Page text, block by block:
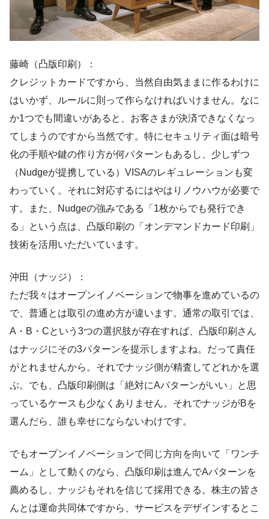
藤崎（凸版印刷）：
クレジットカードですから、当然自由気ままに作るわけに
はいかず、ルールに則って作らなければいけません。なに
か1つでも間違いがあると、お客さまが決済できなくなっ
てしまうのですから当然です。特にセキュリティ面は暗号
化の手順や鍵の作り方が何パターンもあるし、少しずつ
（Nudgeが提携している）VISAのレギュレーションも変
わっていく。それに対応するにはやはりノウハウが必要で
す。また、Nudgeの強みである「1枚からでも発行でき
る」という点は、凸版印刷の「オンデマンドカード印刷」
技術を活用いただいています。
沖田（ナッジ）：
ただ我々はオープンイノベーションで物事を進めているの
で、普通とは取引の進め方が違います。通常の取引では、
A・B・Cという3つの選択肢が存在すれば、凸版印刷さん
はナッジにその3パターンを提示しますよね。だって責任
がとれませんから。それでナッジ側が精査してどれかを選
ぶ。でも、凸版印刷側は「絶対にAパターンがいい」と思
っているケースも少なくありません。それでナッジがBを
選んだら、誰も幸せにならないわけです。
でもオープンイノベーションで同じ方向を向いて「ワンチ
ーム」として動くのなら、凸版印刷は進んでAパターンを
薦めるし、ナッジもそれを信じて採用できる。株主の皆さ
んとは運命共同体ですから、サービスをデザインするとこ